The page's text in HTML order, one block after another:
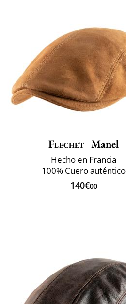
Flechet Manel
Hecho en Francia
100% Cuero auténtico
140€00